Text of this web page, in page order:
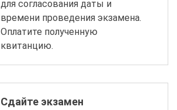
для согласования даты и
времени проведения экзамена.
Оплатите полученную
квитанцию.
Сдайте экзамен